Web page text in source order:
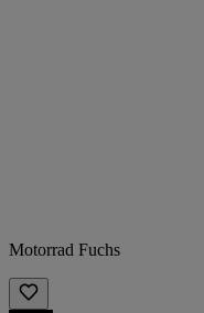
Motorrad Fuchs